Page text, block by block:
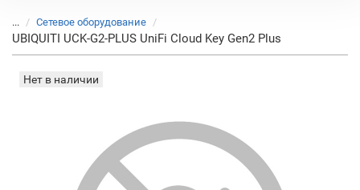
... Сетевое оборудование
UBIQUITI UCK-G2-PLUS UniFi Cloud Key Gen2 Plus
Нет в наличии